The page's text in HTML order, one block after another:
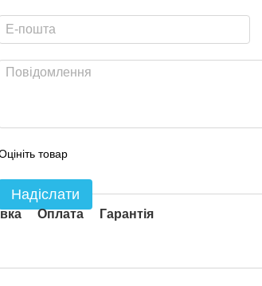
товар
Надіслати
Оплата Гарантія